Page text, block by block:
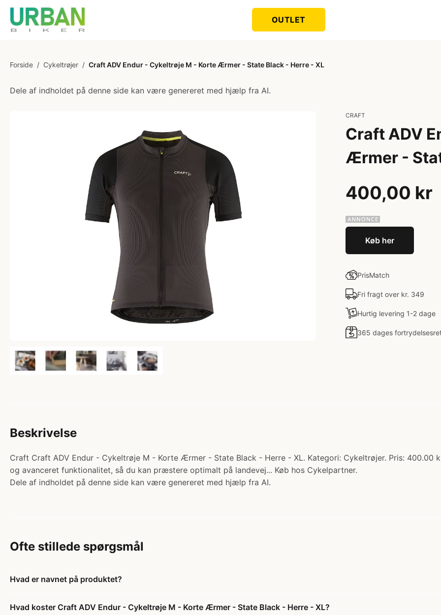
OUTLET
Forside / Cykeltrøjer / Craft ADV Endur - Cykeltrøje M - Korte Ærmer - State Black - Herre - XL
Dele af indholdet på denne side kan være genereret med hjælp fra AI.
CRAFT
Craft ADV
Ærmer -
400,00 kr
Køb her
PrisMatch
Fri fragt over kr. 349
Hurtig levering 1-2 dage
365 dages
Beskrivelse
Craft Craft ADV Endur - Cykeltrøje M - Korte Ærmer - State Black - Herre - XL. Kategori: Cykeltrøjer. Pris: 400.00
og avanceret funktionalitet, så du kan præstere optimalt på landevej... Køb hos Cykelpartner.
Dele af indholdet på denne side kan være genereret med hjælp fra AI.
Ofte stillede spørgsmål
Hvad er navnet på produktet?
Hvad koster Craft ADV Endur - Cykeltrøje M - Korte Ærmer - State Black - Herre - XL?